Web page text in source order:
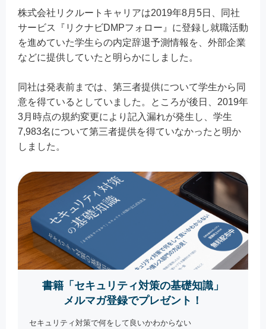
株式会社リクルートキャリアは2019年8月5日、同社
サービス『リクナビDMPフォロー』に登録し就職活動
を進めていた学生らの内定辞退予測情報を、外部企業
などに提供していたと明らかにしました。
同社は発表前までは、第三者提供について学生から同
意を得ているとしていました。ところが後日、2019年
3月時点の規約変更により記入漏れが発生し、学生
7,983名について第三者提供を得ていなかったと明か
しました。
書籍「セキュリティ対策の基礎知識」
メルマガ登録でプレゼント！
セキュリティ対策で何をして良いかわからない